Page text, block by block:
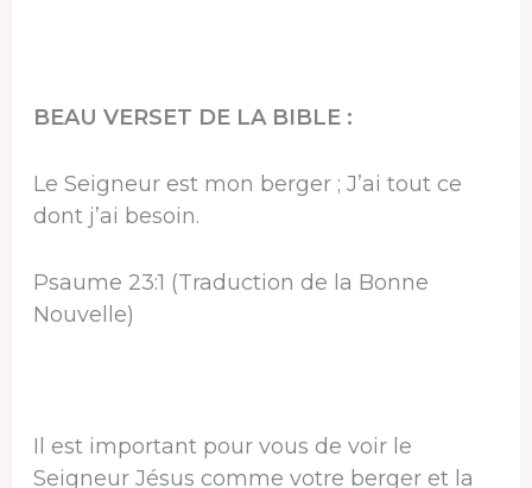
BEAU VERSET DE LA BIBLE :
Le Seigneur est mon berger ; J’ai tout ce
dont j’ai besoin.
Psaume 23:1 (Traduction de la Bonne
Nouvelle)
Il est important pour vous de voir le
Seigneur Jésus comme votre berger et la